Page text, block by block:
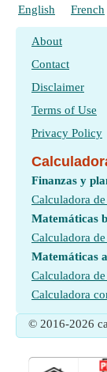
English French
About
Contact
Disclaimer
Terms of Use
Privacy Policy
Finanzas y
Calculadora
Matemáticas
Calculadora
Matemáticas
Calculadora
Calculadora
© 2016-2026